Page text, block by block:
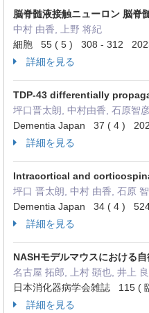
脳脊髄液接触ニューロン 脳脊
中村 由香, 上野 将紀
細胞 55 ( 5 ) 308 - 312
詳細を見る
TDP-43 differentially
坪口晋太朗, 中村由香, 石原智
Dementia Japan 37 ( 4 )
詳細を見る
Intracortical and
坪口 晋太朗, 中村 由香, 石原
Dementia Japan 34 ( 4 )
詳細を見る
NASHモデルマウスにおける
名古屋 拓郎, 上村 顕也, 井上
日本消化器病学会雑誌 115 (
詳細を見る